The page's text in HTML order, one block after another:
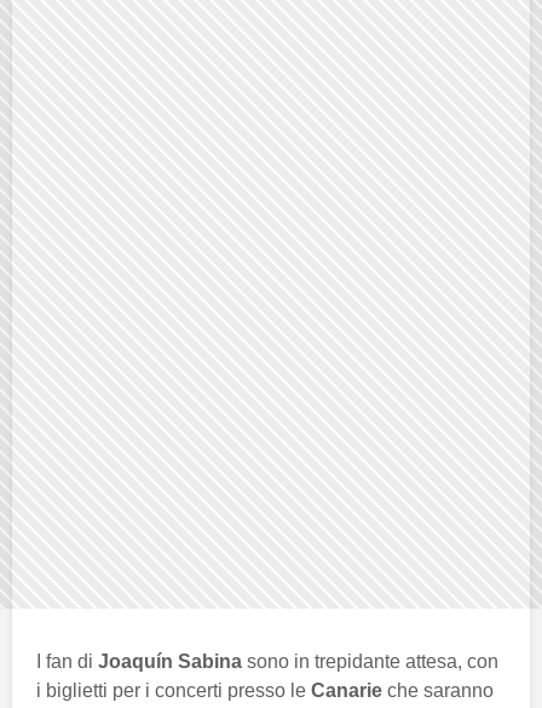
I fan di Joaquín Sabina sono in trepidante attesa, con
i biglietti per i concerti presso le Canarie che saranno